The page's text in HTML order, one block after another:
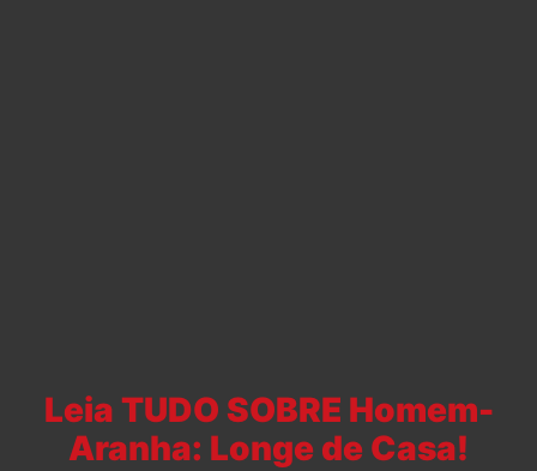
Leia TUDO SOBRE Homem-
Aranha: Longe de Casa!